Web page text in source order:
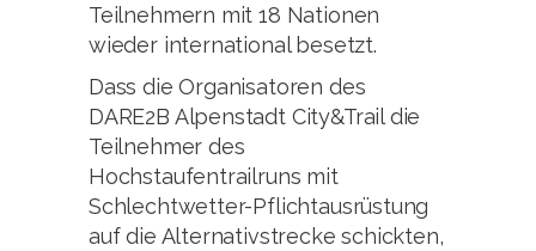
Teilnehmern mit 18 Nationen
wieder international besetzt.
Dass die Organisatoren des
DARE2B Alpenstadt City&Trail die
Teilnehmer des
Hochstaufentrailruns mit
Schlechtwetter-Pflichtausrüstung
auf die Alternativstrecke schickten,